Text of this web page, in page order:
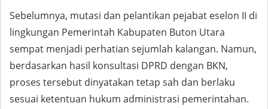
Sebelumnya, mutasi dan pelantikan pejabat eselon II di
lingkungan Pemerintah Kabupaten Buton Utara
sempat menjadi perhatian sejumlah kalangan. Namun,
berdasarkan hasil konsultasi DPRD dengan BKN,
proses tersebut dinyatakan tetap sah dan berlaku
sesuai ketentuan hukum administrasi pemerintahan.